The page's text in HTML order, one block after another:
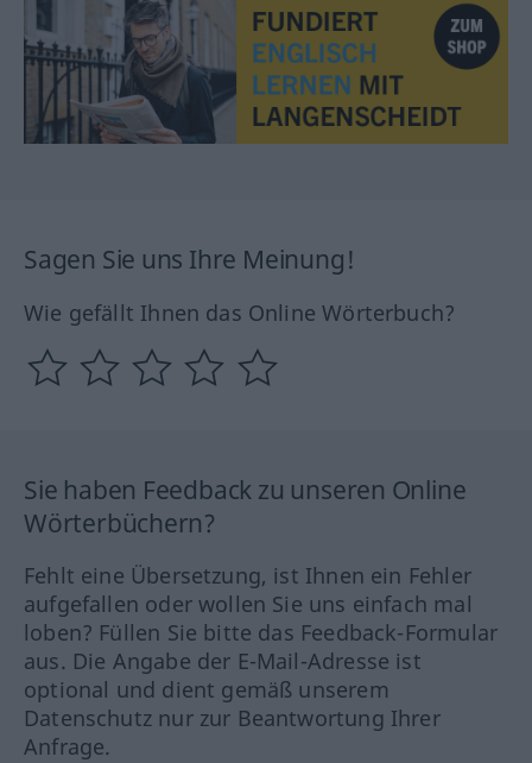
Sagen Sie uns Ihre Meinung!
Wie gefällt Ihnen das Online Wörterbuch?
Sie haben Feedback zu unseren Online
Wörterbüchern?
Fehlt eine Übersetzung, ist Ihnen ein Fehler
aufgefallen oder wollen Sie uns einfach mal
loben? Füllen Sie bitte das Feedback-Formular
aus. Die Angabe der E-Mail-Adresse ist
optional und dient gemäß unserem
Datenschutz nur zur Beantwortung Ihrer
Anfrage.